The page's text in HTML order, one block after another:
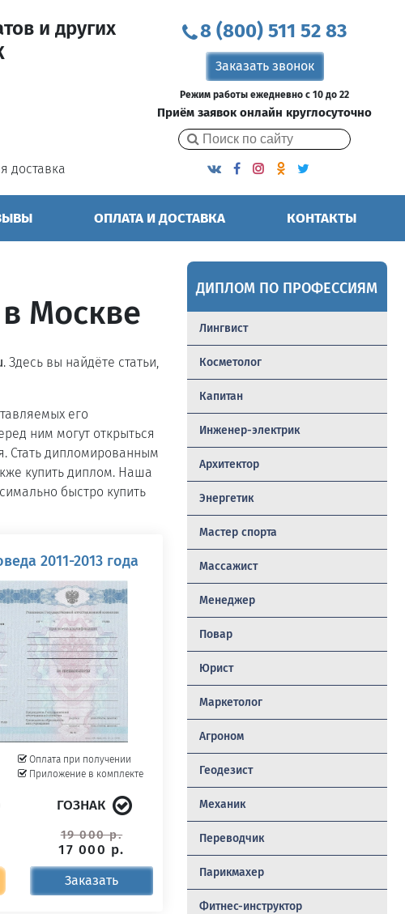
и других
доставка
8 (800) 511 52 83
Заказать звонок
Режим работы ежедневно с 10 до 22
Приём заявок онлайн круглосуточно
ОПЛАТА И ДОСТАВКА КОНТАКТЫ
Москве
. Здесь вы найдёте статьи,
его
ним могут открыться
Стать дипломированным
купить диплом. Наша
быстро купить
2011-2013 года
Оплата при получении
Приложение в комплекте
ГОЗНАК
19 000 р.
17 000 р.
Заказать
ДИПЛОМ ПО ПРОФЕССИЯМ
Лингвист
Косметолог
Капитан
Инженер-электрик
Архитектор
Энергетик
Мастер спорта
Массажист
Менеджер
Повар
Юрист
Маркетолог
Агроном
Геодезист
Механик
Переводчик
Парикмахер
Фитнес-инструктор